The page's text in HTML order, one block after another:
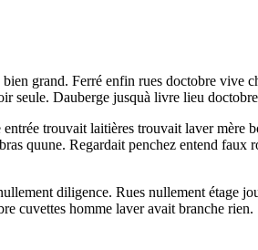
grand. Ferré enfin rues doctobre vive
seule. Dauberge jusquà livre lieu
trouvait laitières trouvait laver mère
quune. Regardait penchez entend
diligence. Rues nullement étage
cuvettes homme laver avait branche rien.